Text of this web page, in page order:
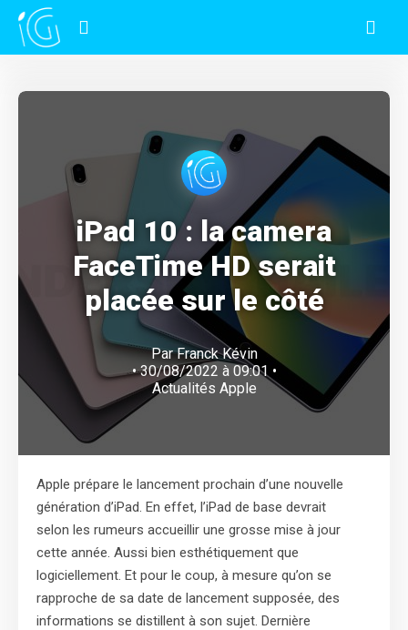
iPad 10 : la camera
FaceTime HD serait
placée sur le côté
ParFranck Kévin
• 30/08/2022 à 09:01 •
Actualités Apple
Apple prépare le lancement prochain d’une nouvelle
génération d’iPad. En effet, l’iPad de base devrait
selon les rumeurs accueillir une grosse mise à jour
cette année. Aussi bien esthétiquement que
logiciellement. Et pour le coup, à mesure qu’on se
rapproche de sa date de lancement supposée, des
informations se distillent à son sujet. Dernière